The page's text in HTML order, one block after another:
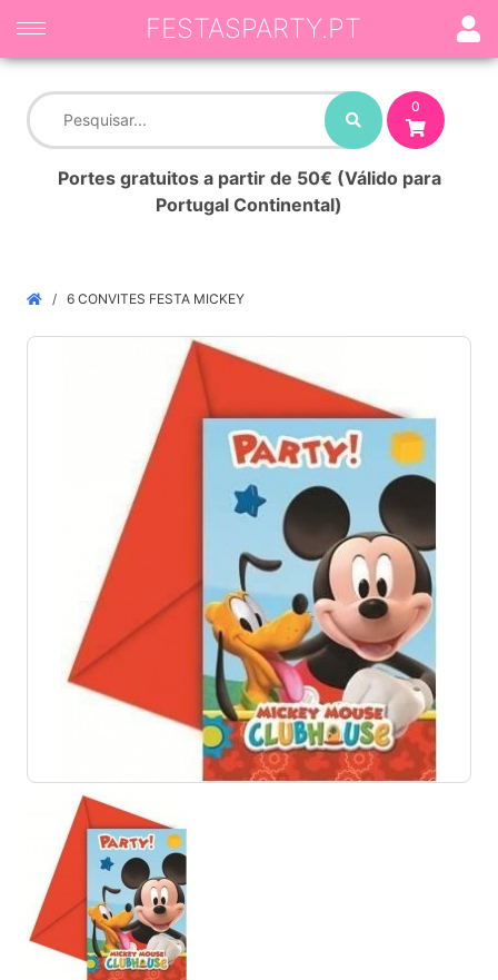
0
Portes gratuitos a partir de 50€ (Válido para
Portugal Continental)
FESTASPARTY.PT
6 CONVITES FESTA MICKEY